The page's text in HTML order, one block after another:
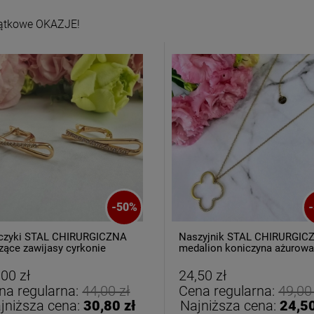
OKAZJE!
-50%
STAL CHIRURGICZNA
zawijasy cyrkonie
zł
regularna:44,00 zł
cena: 30,80 zł
-
Naszyjnik STAL
medalion koniczyna ażurowa
24,50 zł
Cena regularna:49,00
Najniższa cena: